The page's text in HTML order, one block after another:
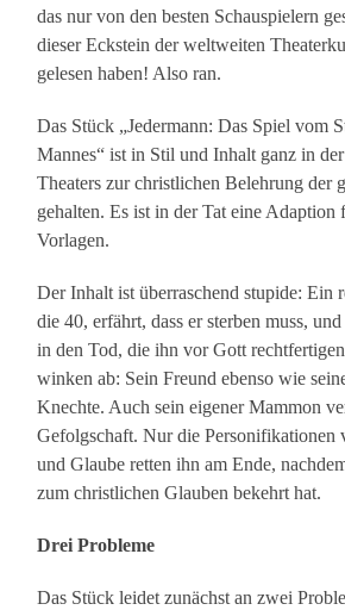
das nur von den besten Schauspielern
dieser Eckstein der weltweiten
gelesen haben! Also ran.
Das Stück „Jedermann: Das Spiel vom
Mannes“ ist in Stil und Inhalt ganz in
Theaters zur christlichen Belehrung der
gehalten. Es ist in der Tat eine Adaption
Vorlagen.
Der Inhalt ist überraschend stupide: Ein
die 40, erfährt, dass er sterben muss,
in den Tod, die ihn vor Gott
winken ab: Sein Freund ebenso wie
Knechte. Auch sein eigener Mammon
Gefolgschaft. Nur die Personifikationen
und Glaube retten ihn am Ende,
zum christlichen Glauben bekehrt hat.
Drei Probleme
Das Stück leidet zunächst an zwei